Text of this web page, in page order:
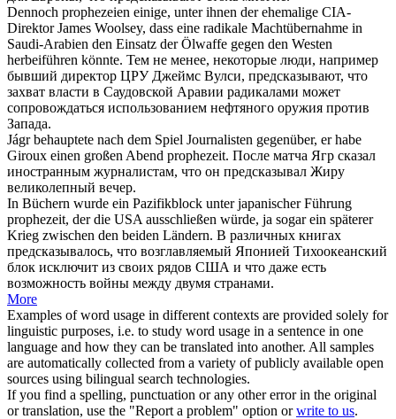
Dennoch prophezeien einige, unter ihnen der ehemalige CIA-
Direktor James Woolsey, dass eine radikale Machtübernahme in
Saudi-Arabien den Einsatz der Ölwaffe gegen den Westen
herbeiführen könnte. Тем не менее, некоторые люди, например
бывший директор ЦРУ Джеймс Вулси, предсказывают, что
захват власти в Саудовской Аравии радикалами может
сопровождаться использованием нефтяного оружия против
Запада.
Jágr behauptete nach dem Spiel Journalisten gegenüber, er habe
Giroux einen großen Abend prophezeit. После матча Ягр сказал
иностранным журналистам, что он предсказывал Жиру
великолепный вечер.
In Büchern wurde ein Pazifikblock unter japanischer Führung
prophezeit, der die USA ausschließen würde, ja sogar ein späterer
Krieg zwischen den beiden Ländern. В различных книгах
предсказывалось, что возглавляемый Японией Тихоокеанский
блок исключит из своих рядов США и что даже есть
возможность войны между двумя странами.
More
Examples of word usage in different contexts are provided solely for
linguistic purposes, i.e. to study word usage in a sentence in one
language and how they can be translated into another. All samples
are automatically collected from a variety of publicly available open
sources using bilingual search technologies.
If you find a spelling, punctuation or any other error in the original
or translation, use the "Report a problem" option orwrite to us.